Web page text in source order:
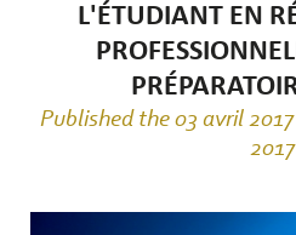
L'ÉTUDIANT EN
Published the 03 avril
2017